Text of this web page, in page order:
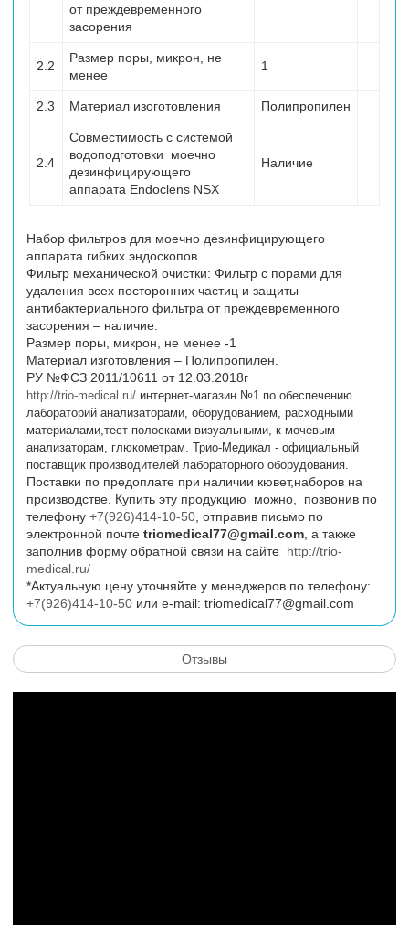
от преждевременного
засорения
2.2
Размер поры, микрон, не
менее
1
2.3 Материал изоготовления Полипропилен
2.4
Совместимость с системой
водоподготовки моечно
дезинфицирующего
аппарата Endoclens NSX
Наличие
Набор фильтров для моечно дезинфицирующего
аппарата гибких эндоскопов.
Фильтр механической очистки: Фильтр с порами для
удаления всех посторонних частиц и защиты
антибактериального фильтра от преждевременного
засорения – наличие.
Размер поры, микрон, не менее -1
Материал изготовления – Полипропилен.
РУ №ФСЗ 2011/10611 от 12.03.2018г
http://trio-medical.ru/ интернет-магазин №1 по обеспечению
лабораторий анализаторами, оборудованием, расходными
материалами,тест-полосками визуальными, к мочевым
анализаторам, глюкометрам. Трио-Медикал - официальный
поставщик производителей лабораторного оборудования.
Поставки по предоплате при наличии кювет,наборов на
производстве. Купить эту продукцию можно, позвонив по
телефону +7(926)414-10-50 , отправив письмо по
электронной почте triomedical77@gmail.com , а также
заполнив форму обратной связи на сайте http://trio-
medical.ru/
*Актуальную цену уточняйте у менеджеров по телефону:
+7(926)414-10-50 или e-mail: triomedical77@gmail.com
Отзывы